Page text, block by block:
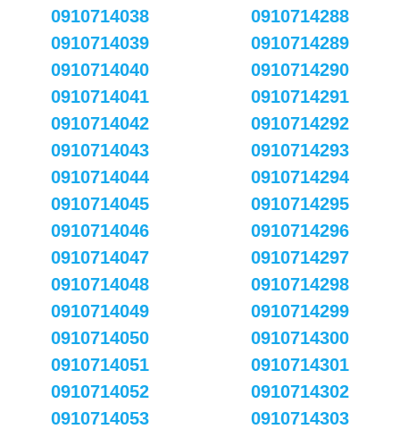
0910714038
0910714039
0910714040
0910714041
0910714042
0910714043
0910714044
0910714045
0910714046
0910714047
0910714048
0910714049
0910714050
0910714051
0910714052
0910714053
0910714288
0910714289
0910714290
0910714291
0910714292
0910714293
0910714294
0910714295
0910714296
0910714297
0910714298
0910714299
0910714300
0910714301
0910714302
0910714303